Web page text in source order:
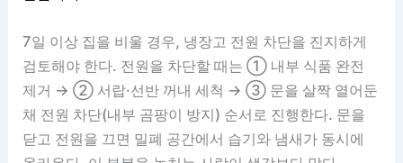
7일 이상 집을 비울 경우, 냉장고 전원 차단을 진지하게
검토해야 한다. 전원을 차단할 때는 ① 내부 식품 완전
제거 → ② 서랍·선반 꺼내 세척 → ③ 문을 살짝 열어둔
채 전원 차단(내부 곰팡이 방지) 순서로 진행한다. 문을
닫고 전원을 끄면 밀폐 공간에서 습기와 냄새가 동시에